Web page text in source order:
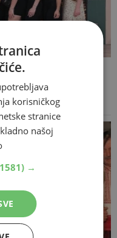
za
korisničkog
stranice
našoj
→